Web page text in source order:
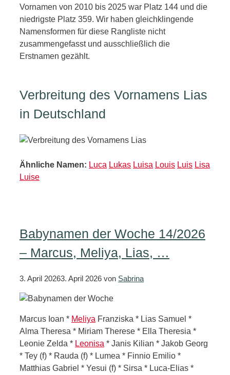
Vornamen von 2010 bis 2025 war Platz 144 und die
niedrigste Platz 359. Wir haben gleichklingende
Namensformen für diese Rangliste nicht
zusammengefasst und ausschließlich die
Erstnamen gezählt.
Verbreitung des Vornamens Lias
in Deutschland
Ähnliche Namen: Luca Lukas Luisa Louis Luis Lisa
Luise
Babynamen der Woche 14/2026
– Marcus, Meliya, Lias, …
3. April 20263. April 2026 von Sabrina
Marcus Ioan * Meliya Franziska * Lias Samuel *
Alma Theresa * Miriam Therese * Ella Theresia *
Leonie Zelda * Leonisa * Janis Kilian * Jakob Georg
* Tey (f) * Rauda (f) * Lumea * Finnio Emilio *
Matthias Gabriel * Yesui (f) * Sirsa * Luca-Elias *